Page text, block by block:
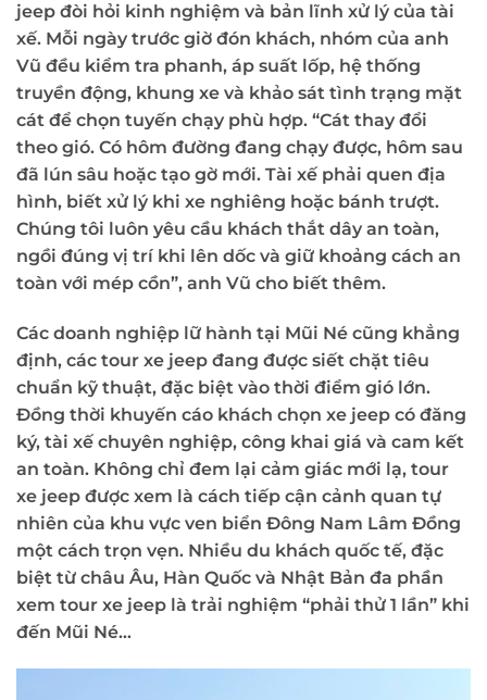
jeep đòi hỏi kinh nghiệm và bản lĩnh xử lý của tài
xế. Mỗi ngày trước giờ đón khách, nhóm của anh
Vũ đều kiểm tra phanh, áp suất lốp, hệ thống
truyền động, khung xe và khảo sát tình trạng mặt
cát để chọn tuyến chạy phù hợp. “Cát thay đổi
theo gió. Có hôm đường đang chạy được, hôm sau
đã lún sâu hoặc tạo gờ mới. Tài xế phải quen địa
hình, biết xử lý khi xe nghiêng hoặc bánh trượt.
Chúng tôi luôn yêu cầu khách thắt dây an toàn,
ngồi đúng vị trí khi lên dốc và giữ khoảng cách an
toàn với mép cồn”, anh Vũ cho biết thêm.
Các doanh nghiệp lữ hành tại Mũi Né cũng khẳng
định, các tour xe jeep đang được siết chặt tiêu
chuẩn kỹ thuật, đặc biệt vào thời điểm gió lớn.
Đồng thời khuyến cáo khách chọn xe jeep có đăng
ký, tài xế chuyên nghiệp, công khai giá và cam kết
an toàn. Không chỉ đem lại cảm giác mới lạ, tour
xe jeep được xem là cách tiếp cận cảnh quan tự
nhiên của khu vực ven biển Đông Nam Lâm Đồng
một cách trọn vẹn. Nhiều du khách quốc tế, đặc
biệt từ châu Âu, Hàn Quốc và Nhật Bản đa phần
xem tour xe jeep là trải nghiệm “phải thử 1 lần” khi
đến Mũi Né…